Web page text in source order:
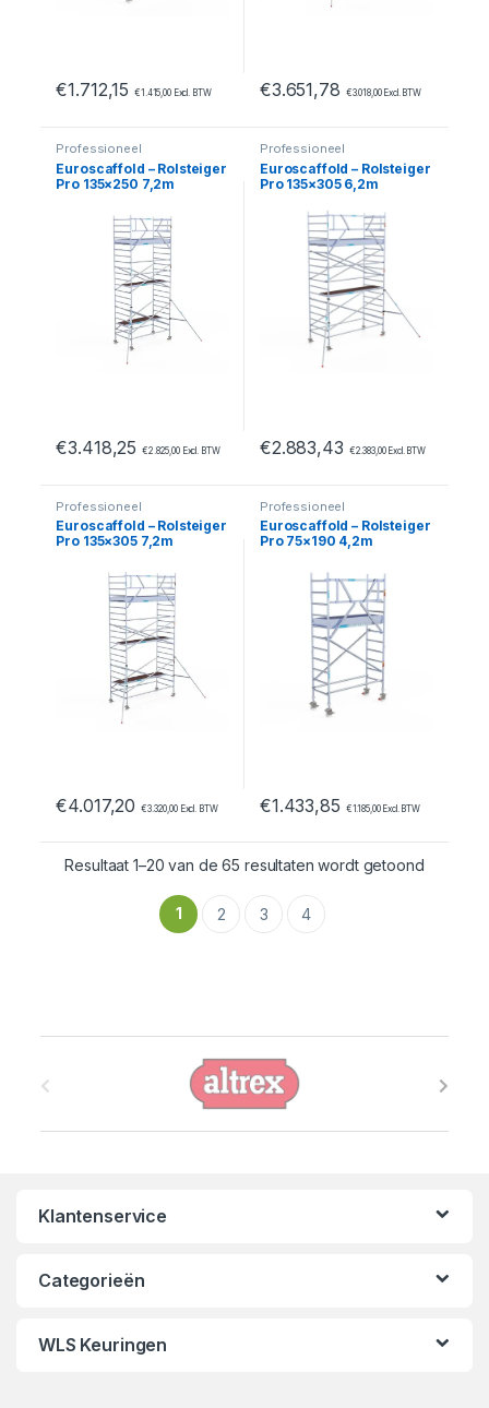
€1.712,15 €1.415,00Excl. BTW €3.651,78 €3.018,00Excl. BTW
Professioneel
Euroscaffold – Rolsteiger
Pro 135×250 7,2m
€3.418,25 €2.825,00Excl. BTW
Professioneel
Euroscaffold – Rolsteiger
Pro 135×305 6,2m
€2.883,43 €2.383,00Excl. BTW
Professioneel
Euroscaffold – Rolsteiger
Pro 135×305 7,2m
tegen de gevel
€4.017,20 €3.320,00Excl. BTW
Professioneel
Euroscaffold – Rolsteiger
Pro 75×190 4,2m
tegen de gevel
€1.433,85 €1.185,00Excl. BTW
Resultaat 1–20 van de 65 resultaten wordt getoond
1 2 3 4
Klantenservice
Categorieën
WLS Keuringen